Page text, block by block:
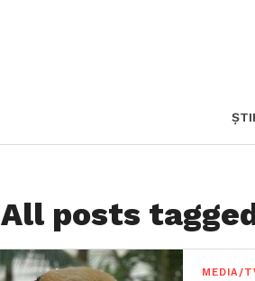
All posts
MEDIA/